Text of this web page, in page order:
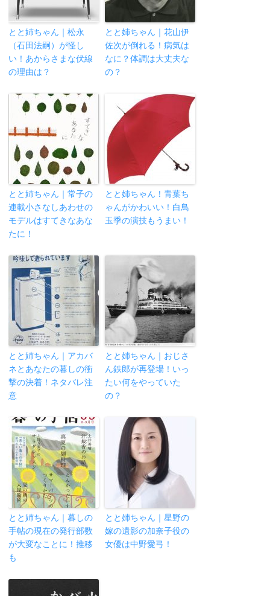
とと姉ちゃん｜松永
（石田法嗣）が怪し
い！あからさまな伏線
の理由は？
とと姉ちゃん｜花山伊
佐次が倒れる！病気は
なに？体調は大丈夫な
の？
とと姉ちゃん｜常子の
連載小さなしあわせの
モデルはすてきなあな
たに！
とと姉ちゃん！青葉ち
ゃんがかわいい！白鳥
玉季の演技もうまい！
とと姉ちゃん｜アカバ
ネとあなたの暮しの衝
撃の決着！ネタバレ注
意
とと姉ちゃん｜おじさ
ん鉄郎が再登場！いっ
たい何をやっていた
の？
とと姉ちゃん｜暮しの
手帖の現在の発行部数
が大変なことに！推移
も
とと姉ちゃん｜星野の
嫁の遺影の加奈子役の
女優は中野愛弓！